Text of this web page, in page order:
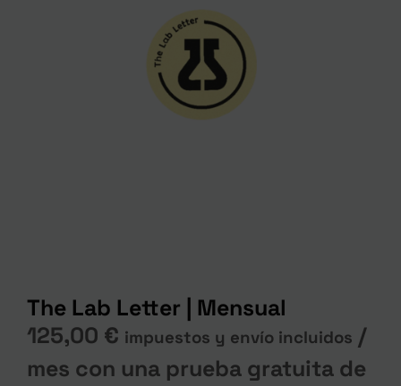
The Lab Letter | Mensual
125,00 € impuestos y envío incluidos /
mes con una prueba gratuita de